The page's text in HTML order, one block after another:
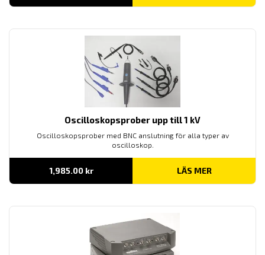
till
Oscilloskopsprober upp till 1 kV
Oscilloskopsprober med BNC anslutning för alla typer av
oscilloskop.
1,985.00 kr LÄS MER